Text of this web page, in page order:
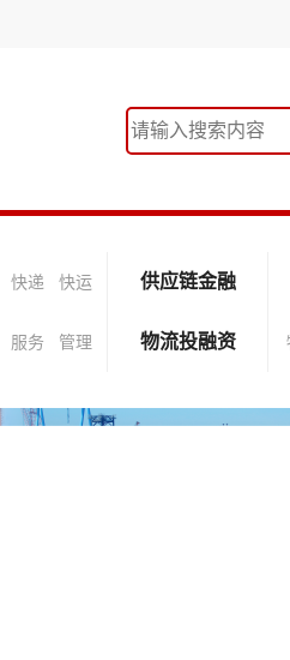
快递 快运 供应链金融
服务 管理 物流投融资